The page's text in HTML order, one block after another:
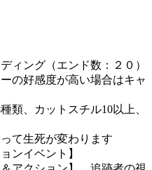
ィング（エンド数：２０）
の好感度が高い場合はキャ
類、カットスチル10以上、
て生死が変わります
ンイベント】